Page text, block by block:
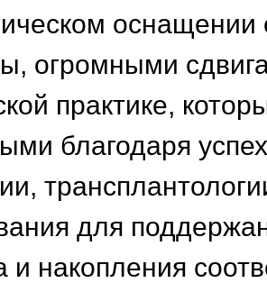
огромными
практике,
благодаря
для
и накопления